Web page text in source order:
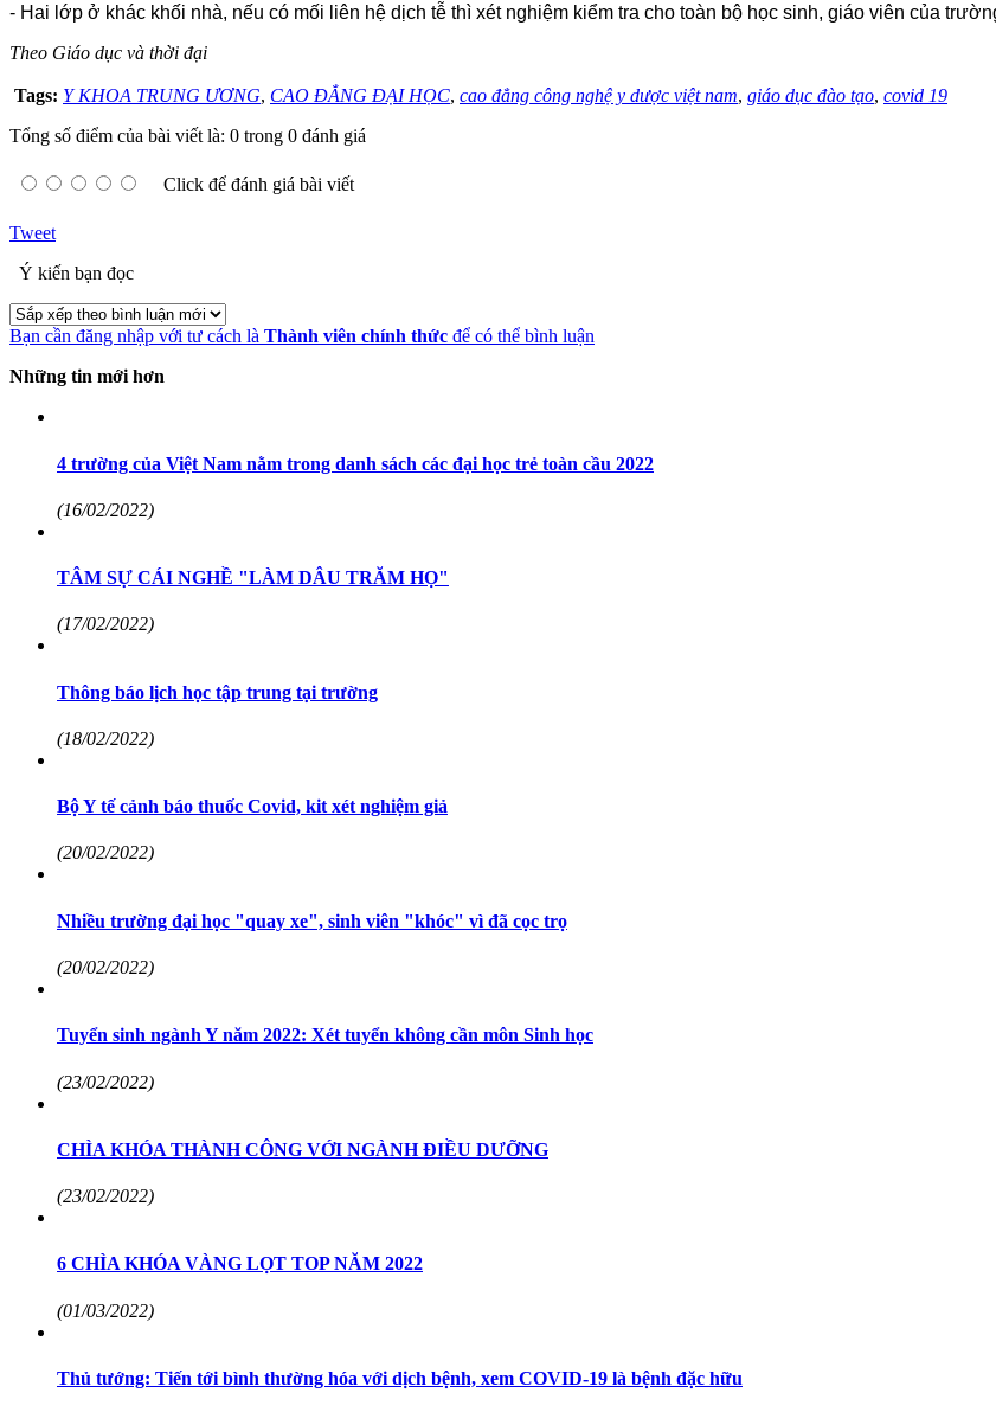
- Hai lớp ở khác khối nhà, nếu có mối liên hệ dịch tễ thì xét nghiệm kiểm tra cho toàn bộ học sinh, giáo viên của
Theo Giáo dục và thời đại
Tags: Y KHOA TRUNG ƯƠNG, CAO ĐẲNG ĐẠI HỌC, cao đẳng công nghệ y dược việt nam, giáo dục đào tạo, covid 19
Tổng số điểm của bài viết là: 0 trong 0 đánh giá
Click để đánh giá bài viết
Tweet
Ý kiến bạn đọc
Bạn cần đăng nhập với tư cách là Thành viên chính thức để có thể bình luận
Những tin mới hơn
4 trường của Việt Nam nằm trong danh sách các đại học trẻ toàn cầu 2022
(16/02/2022)
TÂM SỰ CÁI NGHỀ "LÀM DÂU TRĂM HỌ"
(17/02/2022)
Thông báo lịch học tập trung tại trường
(18/02/2022)
Bộ Y tế cảnh báo thuốc Covid, kit xét nghiệm giả
(20/02/2022)
Nhiều trường đại học "quay xe", sinh viên "khóc" vì đã cọc trọ
(20/02/2022)
Tuyển sinh ngành Y năm 2022: Xét tuyển không cần môn Sinh học
(23/02/2022)
CHÌA KHÓA THÀNH CÔNG VỚI NGÀNH ĐIỀU DƯỠNG
(23/02/2022)
6 CHÌA KHÓA VÀNG LỌT TOP NĂM 2022
(01/03/2022)
Thủ tướng: Tiến tới bình thường hóa với dịch bệnh, xem COVID-19 là bệnh đặc hữu